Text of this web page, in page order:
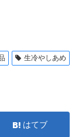
生冷やしあめ
はてブ